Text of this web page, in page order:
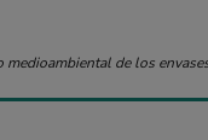
de los